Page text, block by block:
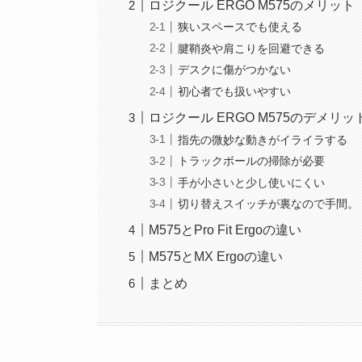
ロジクール ERGO M575のメリット
狭いスペースでも使える
腱鞘炎や肩こりを回避できる
デスクに傷がつかない
初心者でも扱いやすい
ロジクール ERGO M575のデメリッ
指先の微妙な動きがイライラする
トラックボールの掃除が必要
手が小さいと少し使いにくい
切り替えスイッチが裏なので手間。
M575とPro Fit Ergoの違い
M575とMX Ergoの違い
まとめ